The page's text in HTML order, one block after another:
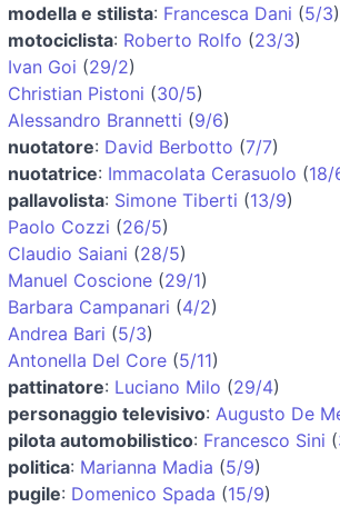
modella e stilista: Francesca Dani (5/3)
motociclista: Roberto Rolfo (23/3)
Ivan Goi (29/2)
Christian Pistoni (30/5)
Alessandro Brannetti (9/6)
nuotatore: David Berbotto (7/7)
nuotatrice: Immacolata Cerasuolo (18/
pallavolista: Simone Tiberti (13/9)
Paolo Cozzi (26/5)
Claudio Saiani (28/5)
Manuel Coscione (29/1)
Barbara Campanari (4/2)
Andrea Bari (5/3)
Antonella Del Core (5/11)
pattinatore: Luciano Milo (29/4)
personaggio televisivo: Augusto De
pilota automobilistico: Francesco Sini (
politica: Marianna Madia (5/9)
pugile: Domenico Spada (15/9)